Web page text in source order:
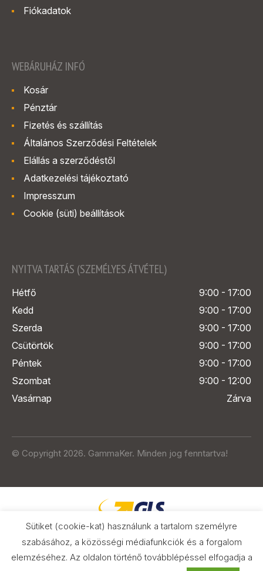
Fiókadatok
WEBÁRUHÁZ INFÓ
Kosár
Pénztár
Fizetés és szállítás
Általános Szerződési Feltételek
Elállás a szerződéstől
Adatkezelési tájékoztató
Impresszum
Cookie (süti) beállítások
NYITVA TARTÁS (SZEMÉLYES ÁTVÉTEL)
Hétfő
9:00 - 17:00
Kedd
9:00 - 17:00
Szerda
9:00 - 17:00
Csütörtök
9:00 - 17:00
Péntek
9:00 - 17:00
Szombat
9:00 - 12:00
Vasárnap
Zárva
© Copyright 2026. GammaKer. Minden jog fenntartva!
Árak és paraméterek összehasonlítása
Sütiket (cookie-kat) használunk a tartalom személyre
szabásához, a közösségi médiafunkciók és a forgalom
elemzéséhez. Az oldalon történő továbblépéssel elfogadja a